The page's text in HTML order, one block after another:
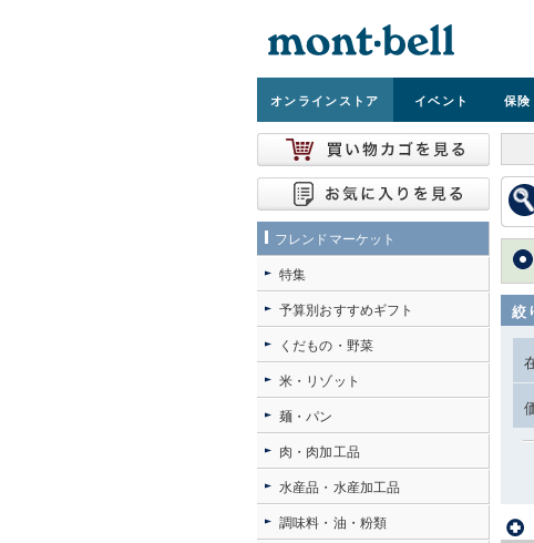
オンラインストア イベント 保険
絞
フレンドマーケット
特集
予算別おすすめギフト
くだもの・野菜
米・リゾット
麺・パン
肉・肉加工品
水産品・水産加工品
調味料・油・粉類